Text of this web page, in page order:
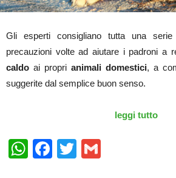
Gli esperti consigliano tutta una
precauzioni volte ad aiutare i padroni a
caldo ai propri animali domestici, a
suggerite dal semplice buon senso.
leggi tutto
WhatsApp
Facebook
Twitter